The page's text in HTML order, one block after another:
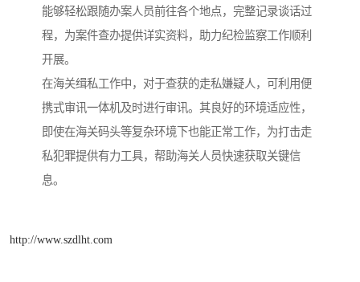
能够轻松跟随办案人员前往各个地点，完整记录谈话过
程，为案件查办提供详实资料，助力纪检监察工作顺利
开展。​
在海关缉私工作中，对于查获的走私嫌疑人，可利用便
携式审讯一体机及时进行审讯。其良好的环境适应性，
即使在海关码头等复杂环境下也能正常工作，为打击走
私犯罪提供有力工具，帮助海关人员快速获取关键信
息。​
http://www.szdlht.com